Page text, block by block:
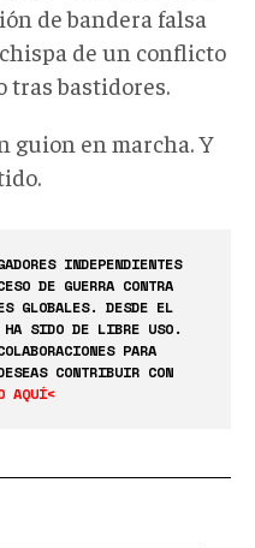
de bandera falsa
de un conflicto
tras bastidores.
guion en marcha. Y
INDEPENDIENTES
DE GUERRA CONTRA
GLOBALES. DESDE EL
HA SIDO DE LIBRE USO.
PARA
CONTRIBUIR CON
AQUÍ<